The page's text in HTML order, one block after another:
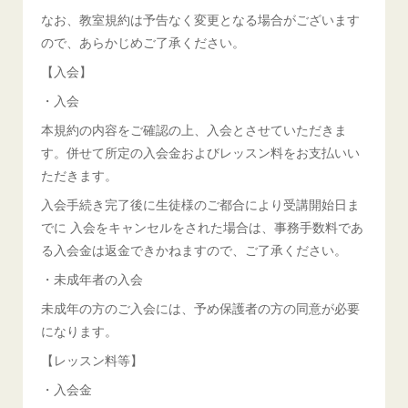
なお、教室規約は予告なく変更となる場合がございます
ので、あらかじめご了承ください。
【入会】
・入会
本規約の内容をご確認の上、入会とさせていただきま
す。併せて所定の入会金およびレッスン料をお支払いい
ただきます。
入会手続き完了後に生徒様のご都合により受講開始日ま
でに 入会をキャンセルをされた場合は、事務手数料であ
る入会金は返金できかねますので、ご了承ください。
・未成年者の入会
未成年の方のご入会には、予め保護者の方の同意が必要
になります。
【レッスン料等】
・入会金